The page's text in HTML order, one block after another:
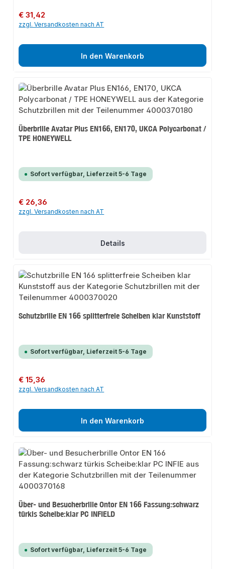
Regulärer Preis:
€ 31,42
zzgl. Versandkosten nach AT
In den Warenkorb
Überbrille Avatar Plus EN166, EN170, UKCA Polycarbonat /
TPE HONEYWELL
Sofort verfügbar, Lieferzeit 5-6 Tage
Regulärer Preis:
€ 26,36
zzgl. Versandkosten nach AT
Details
Schutzbrille EN 166 splitterfreie Scheiben klar Kunststoff
Sofort verfügbar, Lieferzeit 5-6 Tage
Regulärer Preis:
€ 15,36
zzgl. Versandkosten nach AT
In den Warenkorb
Über- und Besucherbrille Ontor EN 166 Fassung:schwarz
türkis Scheibe:klar PC INFIELD
Sofort verfügbar, Lieferzeit 5-6 Tage